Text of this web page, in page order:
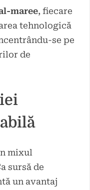
maree, fiecare
tehnologică
se pe
de
mixul
sursă de
un avantaj